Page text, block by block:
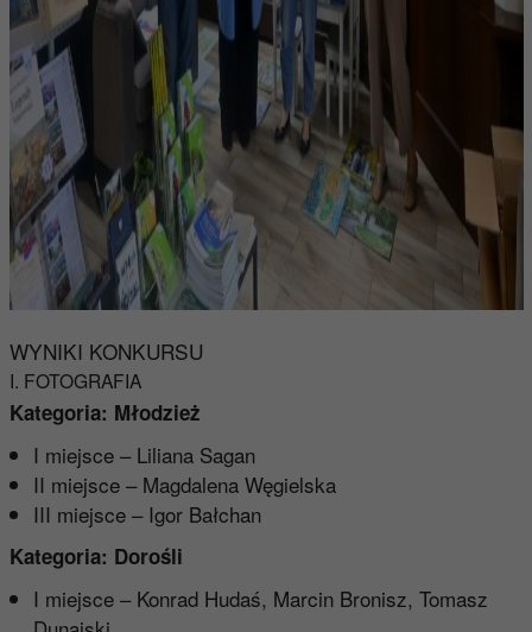
WYNIKI KONKURSU
I. FOTOGRAFIA
Kategoria: Młodzież
I miejsce – Liliana Sagan
II miejsce – Magdalena Węgielska
III miejsce – Igor Bałchan
Kategoria: Dorośli
I miejsce – Konrad Hudaś, Marcin Bronisz, Tomasz